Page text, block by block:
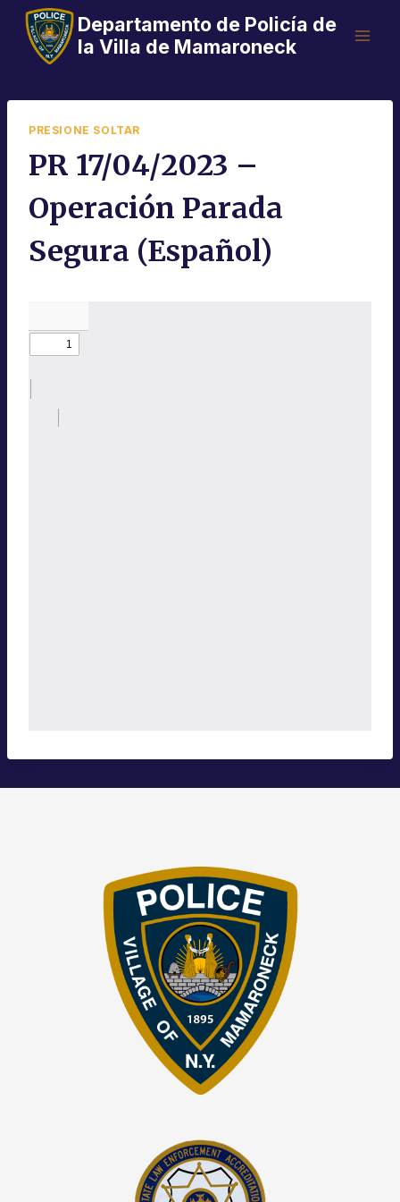
Saltar
Contenido
Departamento de Policía de
la Villa de Mamaroneck
PRESIONE SOLTAR
PR 17/04/2023 –
Operación Parada
Segura (Español)